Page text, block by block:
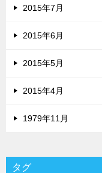
2015年7月
2015年6月
2015年5月
2015年4月
1979年11月
タグ